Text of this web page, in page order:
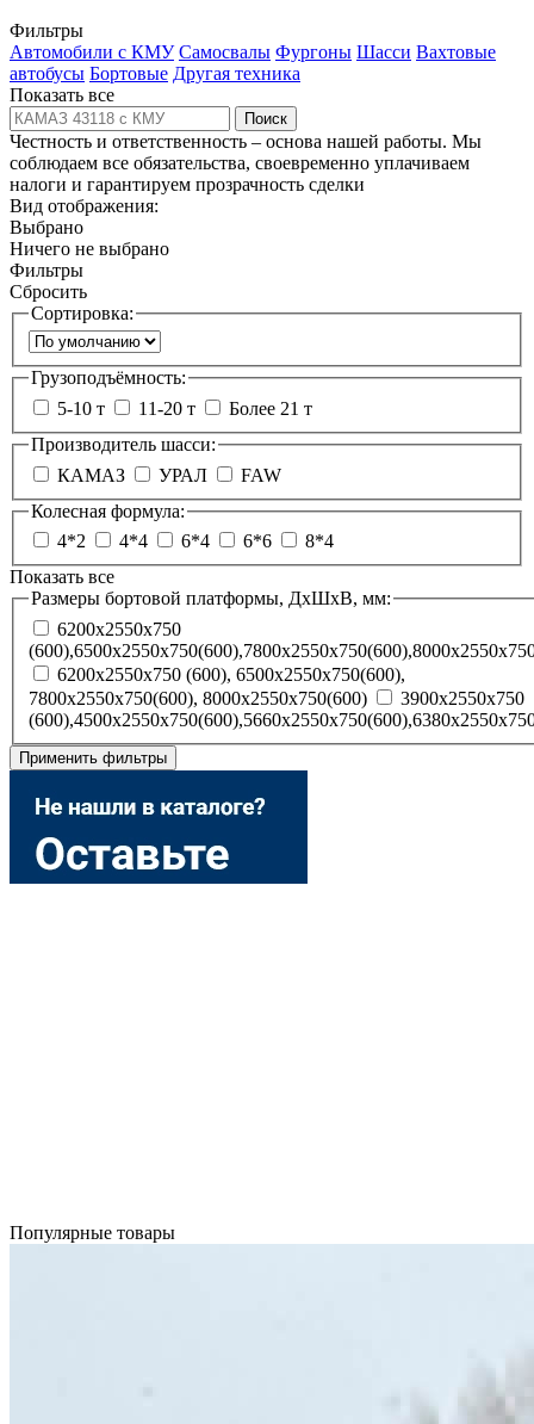
Фильтры
Автомобили с КМУ Самосвалы Фургоны Шасси Вахтовые
автобусы Бортовые Другая техника
Показать все
Поиск
Честность и ответственность – основа нашей работы. Мы
соблюдаем все обязательства, своевременно уплачиваем
налоги и гарантируем прозрачность сделки
Вид отображения:
Выбрано
Ничего не выбрано
Фильтры
Сбросить
Сортировка:
Грузоподъёмность:
5-10 т
11-20 т
Более 21 т
Производитель шасси:
КАМАЗ
УРАЛ
FAW
Колесная формула:
4*2
4*4 6*4 6*6
8*4
Показать все
Размеры бортовой платформы, ДхШхВ, мм:
7800х2550х750(600), 8000х2550х750(600)
Применить фильтры
Популярные товары